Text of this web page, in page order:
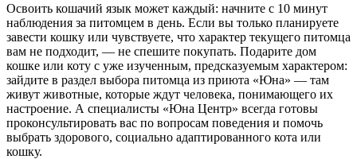
Освоить кошачий язык может каждый: начните с 10 минут
наблюдения за питомцем в день. Если вы только планируете
завести кошку или чувствуете, что характер текущего питомца
вам не подходит, — не спешите покупать. Подарите дом
кошке или коту с уже изученным, предсказуемым характером:
зайдите в раздел выбора питомца из приюта «Юна» — там
живут животные, которые ждут человека, понимающего их
настроение. А специалисты «Юна Центр» всегда готовы
проконсультировать вас по вопросам поведения и помочь
выбрать здорового, социально адаптированного кота или
кошку.